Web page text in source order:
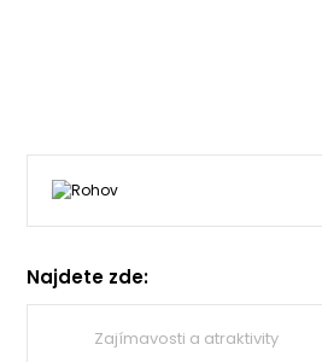
Najdete zde:
Zajímavosti a atraktivity